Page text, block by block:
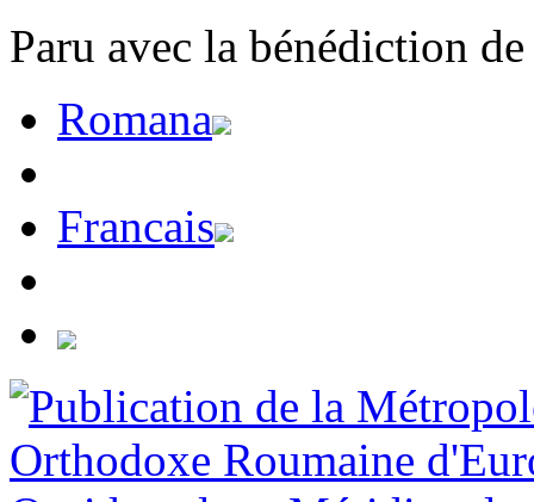
Paru avec la bénédiction
Romana
Francais